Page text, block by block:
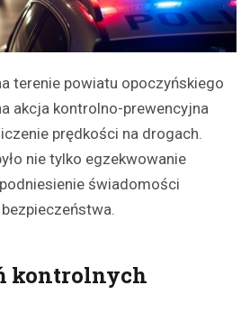
terenie powiatu opoczyńskiego
akcja kontrolno-prewencyjna
prędkości na drogach.
nie tylko egzekwowanie
świadomości
kontrolnych